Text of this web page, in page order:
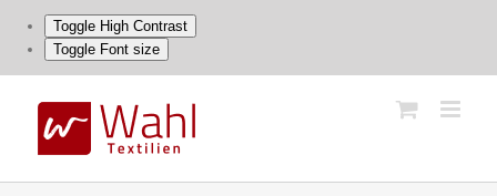
Toggle High Contrast
Toggle Font size
content